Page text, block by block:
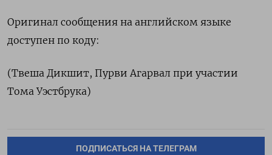
Оригинал сообщения на английском языке
доступен по коду:
(Твеша Дикшит, Пурви Агарвал при участии
Тома Уэстбрука)
ПОДПИСАТЬСЯ НА ТЕЛЕГРАМ